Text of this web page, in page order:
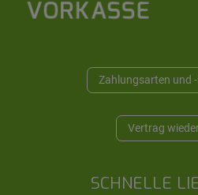
Zahlungsarten und
Vertrag
SCHNELLE